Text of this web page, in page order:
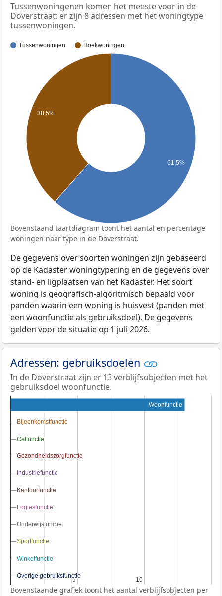
Tussenwoningenen komen het meeste voor in de
Doverstraat: er zijn 8 adressen met het woningtype
tussenwoningen.
Tussenwoningen Hoekwoningen
38,5%
61,5%
Bovenstaand taartdiagram toont het aantal en percentage
woningen naar type in de Doverstraat.
De gegevens over soorten woningen zijn gebaseerd
op de Kadaster woningtypering en de gegevens over
stand- en ligplaatsen van het Kadaster. Het soort
woning is geografisch-algoritmisch bepaald voor
panden waarin een woning is huisvest (panden met
een woonfunctie als gebruiksdoel). De gegevens
gelden voor de situatie op 1 juli 2026.
Adressen: gebruiksdoelen
In de Doverstraat zijn er 13 verblijfsobjecten met het
gebruiksdoel woonfunctie.
5
5 10
10
Woonfunctie
Bijeenkomstfunctie
Bijeenkomstfunctie
Celfunctie
Celfunctie
Gezondheidszorgfunctie
Gezondheidszorgfunctie
Industriefunctie
Industriefunctie
Kantoorfunctie
Kantoorfunctie
Logiesfunctie
Logiesfunctie
Onderwijsfunctie
Onderwijsfunctie
Sportfunctie
Sportfunctie
Winkelfunctie
Winkelfunctie
Overige gebruiksfunctie
Overige gebruiksfunctie
Bovenstaande grafiek toont het aantal verblijfsobjecten per